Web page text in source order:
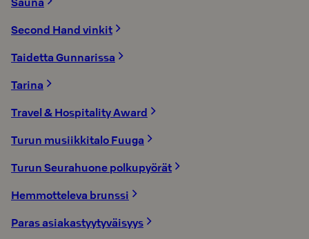
Second Hand vinkit
Taidetta Gunnarissa
Tarina
Travel & Hospitality Award
Turun musiikkitalo Fuuga
Turun Seurahuone polkupyörät
Hemmotteleva brunssi
Paras asiakastyytyväisyys